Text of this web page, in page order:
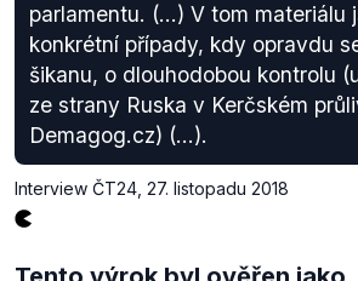
parlamentu. (...) V tom materiálu
konkrétní případy, kdy opravdu
šikanu, o dlouhodobou kontrolu
ze strany Ruska v Kerčském
Demagog.cz) (...).
Interview ČT24 27. listopadu 2018